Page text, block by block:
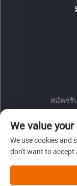
สมัครรั
We value your
We use cookies and
don't want to accept